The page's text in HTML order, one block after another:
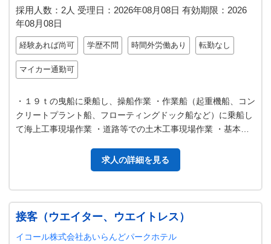
採用人数：2人 受理日： 2026年08月08日 有効期限： 2026
年08月08日
経験あれば尚可 学歴不問 時間外労働あり 転勤なし
マイカー通勤可
・１９ｔの曳船に乗船し、操船作業 ・作業船（起重機船、コン
クリートプラント船、フローティングドック船など）に乗船し
て海上工事現場作業 ・道路等での土木工事現場作業 ・基本島
求人の詳細を見る
接客（ウエイター、ウエイトレス）
イコール株式会社あいらんどパークホテル